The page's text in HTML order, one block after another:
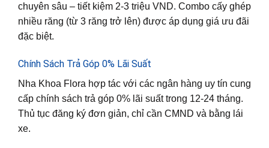
chuyên sâu – tiết kiệm 2-3 triệu VND. Combo cấy ghép
nhiều răng (từ 3 răng trở lên) được áp dụng giá ưu đãi
đặc biệt.
Chính Sách Trả Góp 0% Lãi Suất
Nha Khoa Flora hợp tác với các ngân hàng uy tín cung
cấp chính sách trả góp 0% lãi suất trong 12-24 tháng.
Thủ tục đăng ký đơn giản, chỉ cần CMND và bằng lái
xe.